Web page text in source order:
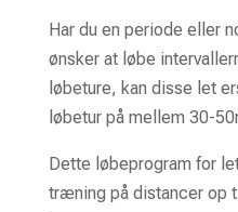
Har du en periode eller
ønsker at løbe
løbeture, kan disse let
løbetur på mellem 30-
Dette løbeprogram for
træning på distancer op